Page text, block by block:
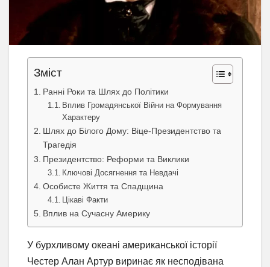
Зміст
Ранні Роки та Шлях до Політики
Вплив Громадянської Війни на Формування
Характеру
Шлях до Білого Дому: Віце-Президентство та
Трагедія
Президентство: Реформи та Виклики
Ключові Досягнення та Невдачі
Особисте Життя та Спадщина
Цікаві Факти
Вплив на Сучасну Америку
У бурхливому океані американської історії
Честер Алан Артур виринає як несподівана